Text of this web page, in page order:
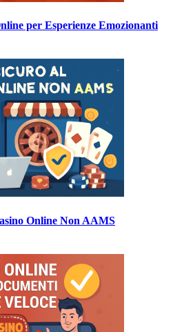
per Esperienze Emozionanti
Online Non AAMS